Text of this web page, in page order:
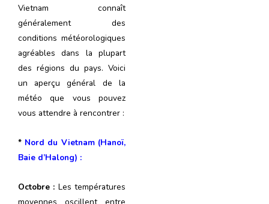
Vietnam connaît
généralement des
conditions météorologiques
agréables dans la plupart
des régions du pays. Voici
un aperçu général de la
météo que vous pouvez
vous attendre à rencontrer :
* Nord du Vietnam (Hanoï,
Baie d’Halong) :
Octobre : Les températures